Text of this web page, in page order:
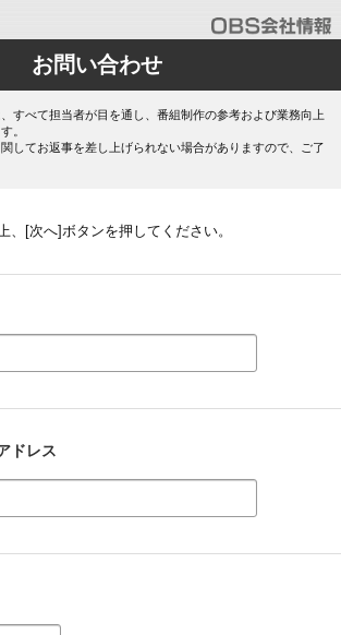
お問い合わせ
すべて担当者が目を通し、番組制作の参考および業務向上
。
してお返事を差し上げられない場合がありますので、ご了
、[次へ]ボタンを押してください。
ドレス